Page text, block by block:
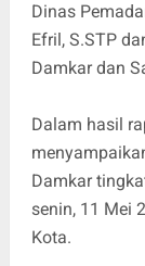
Dinas
Efril, S.STP
Damkar dan
Dalam hasil
Damkar
senin, 11 Mei
Kota.